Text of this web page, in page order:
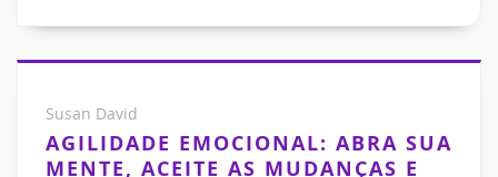
Susan David
AGILIDADE EMOCIONAL: ABRA SUA
MENTE, ACEITE AS MUDANÇAS E